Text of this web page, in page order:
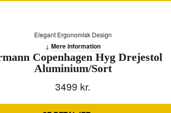
Elegant Ergonomisk Design
Copenhagen Hyg Drejestol
Aluminium/Sort
3499 kr.
Mere information